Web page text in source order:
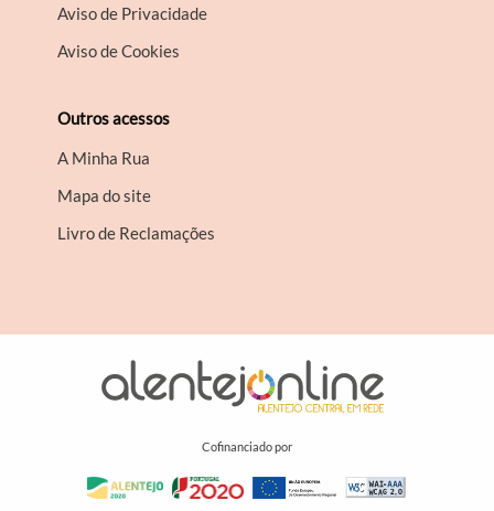
Aviso de Privacidade
Aviso de Cookies
Outros acessos
A Minha Rua
Mapa do site
Livro de Reclamações
Cofinanciado por